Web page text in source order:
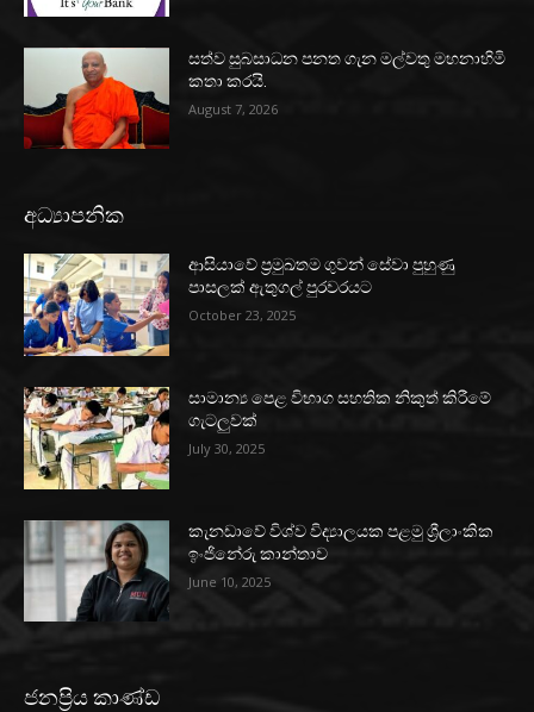
සත්ව සුබසාධන පනත ගැන මල්වතු මහනාහිමි
කතා කරයි.
August 7, 2026
අධ්‍යාපනික
ආසියාවේ ප්‍රමුඛතම ගුවන් සේවා පුහුණු
පාසලක් ඇතුගල් පුරවරයට
October 23, 2025
සාමාන්‍ය පෙළ විභාග සහතික නිකුත් කිරීමේ
ගැටලුවක්
July 30, 2025
කැනඩාවේ විශ්ව විද්‍යාලයක පළමු ශ්‍රීලාංකික
ඉංජිනේරු කාන්තාව
June 10, 2025
ජනප්‍රිය කාණ්ඩ